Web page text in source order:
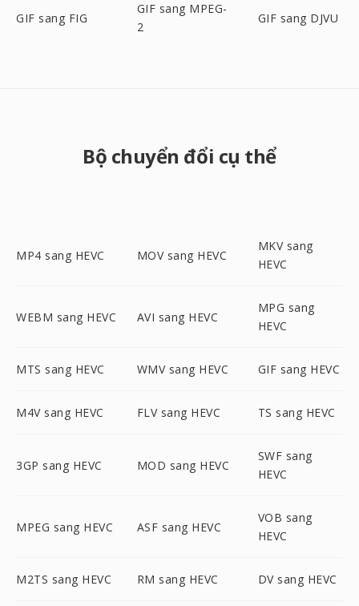
GIF sang FIG
GIF sang MPEG-
2
GIF sang DJVU
Bộ chuyển đổi cụ thể
MP4 sang HEVC MOV sang HEVC
MKV sang
HEVC
WEBM sang HEVC AVI sang HEVC
MPG sang
HEVC
MTS sang HEVC WMV sang HEVC GIF sang HEVC
M4V sang HEVC FLV sang HEVC TS sang HEVC
3GP sang HEVC MOD sang HEVC
SWF sang
HEVC
MPEG sang HEVC ASF sang HEVC
VOB sang
HEVC
M2TS sang HEVC RM sang HEVC DV sang HEVC